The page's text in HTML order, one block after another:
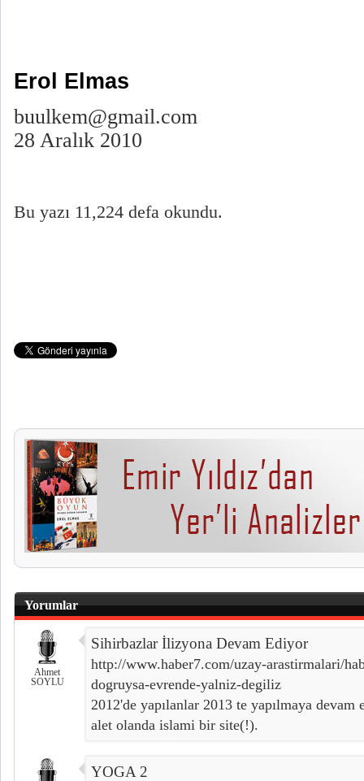
Erol Elmas
buulkem@gmail.com
28 Aralık 2010
Bu yazı 11,224 defa okundu.
Yorumlar
Ahmet
SOYLU
Sihirbazlar İlizyona Devam Ediyor
http://www.haber7.com/uzay-arastirmalari/
dogruysa-evrende-yalniz-degiliz
2012'de yapılanlar 2013 te yapılmaya
alet olanda islami bir site(!).
YOGA 2